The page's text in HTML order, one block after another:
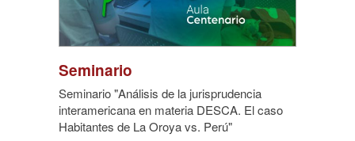
Seminario
Seminario "Análisis de la jurisprudencia
interamericana en materia DESCA. El caso
Habitantes de La Oroya vs. Perú"